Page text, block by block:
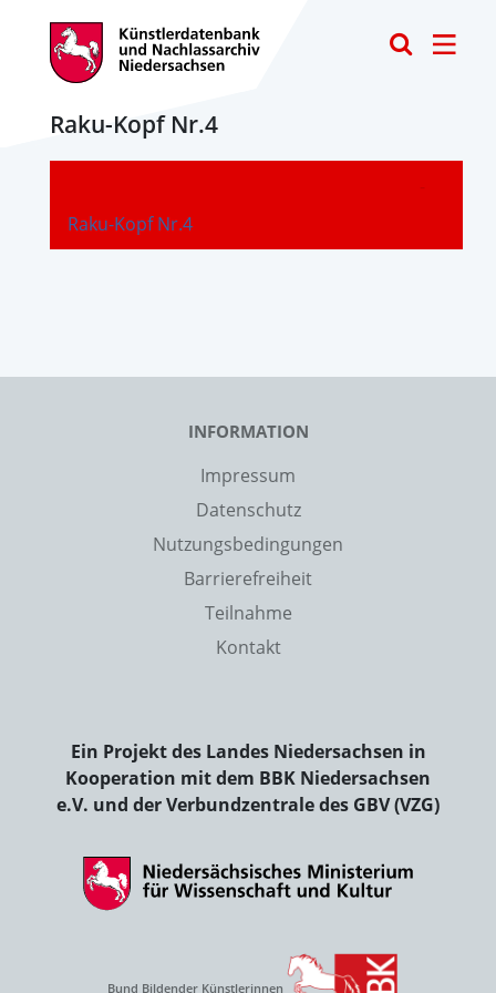
Raku-Kopf Nr.4
Raku-Kopf Nr.4
-
INFORMATION
Impressum
Datenschutz
Nutzungsbedingungen
Barrierefreiheit
Teilnahme
Kontakt
Ein Projekt des Landes Niedersachsen in
Kooperation mit dem BBK Niedersachsen
e.V. und der Verbundzentrale des GBV (VZG)
Bund Bildender Künstlerinnen